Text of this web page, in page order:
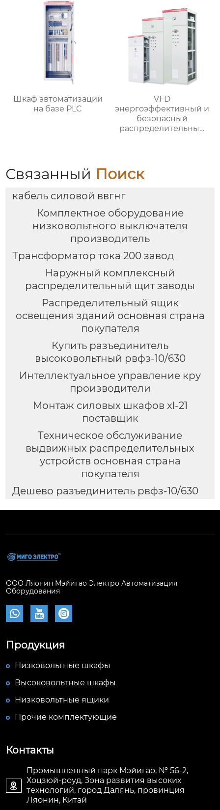
Шкаф автоматизации
на базе PLC
VFD
энергоэффективный и
безопасный
распределительный
Связанный Поиск
кабель силовой ввгнг
Комплектное оборудование
низковольтного выключателя
производитель
Трансформатор тока 200 завод
Наружный комплексный
распределительный щит заводы
Распределительный ящик
освещения зданий основная страна
покупателя
Купить разъединитель
высоковольтный рвфз-10/630
Интеллектуальное управление кру
производители
Монтаж силовых шкафов xl-21
поставщик
Техническое обслуживание
выдвижных распределительных
устройств основная страна
покупателя
Дешево разъединитель рвфз-10/630
ООО Ляонин Мэйигао Электро Автоматизация
Оборудования
  
Продукция
Низковольтные шкафы
Высоковольтные шкафы
Низковольтные ящики
Прочие комплектующие
Контакты

Промышленный парк Мэйигао, № 56-2,
Хоцзюй-роуд, Зона развития высоких
технологий, город Далянь, провинция
Ляонин, Китай